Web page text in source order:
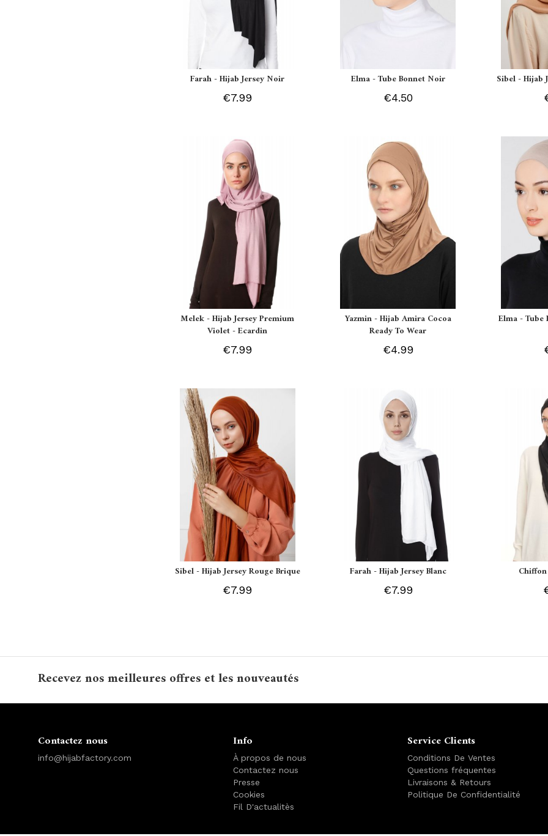
Farah - Hijab Jersey Noir
€7.99
Elma - Tube Bonnet Noir
€4.50
Sibel - Hijab
Melek - Hijab Jersey Premium
Violet - Ecardin
€7.99
Yazmin - Hijab Amira Cocoa
Ready To Wear
€4.99
Elma - Tube
Sibel - Hijab Jersey Rouge Brique
€7.99
Farah - Hijab Jersey Blanc
€7.99
Recevez nos meilleures offres et les nouveautés
Contactez nous
info@hijabfactory.com
Info
À propos de nous
Contactez nous
Presse
Cookies
Fil D'actualitès
Service Clients
Conditions De Ventes
Questions fréquentes
Livraisons & Retours
Politique De Confidentialité